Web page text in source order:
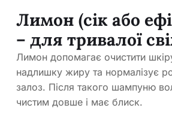
Лимон (сік або
– для тривалої
Лимон допомагає очистити
надлишку жиру та нормалізує
залоз. Після такого шампуню
чистим довше і має блиск.